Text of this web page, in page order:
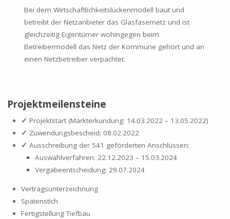
Bei dem Wirtschaftlichkeitslückenmodell baut und
betreibt der Netzanbieter das Glasfasernetz und ist
gleichzeitig Eigentümer wohingegen beim
Betreibermodell das Netz der Kommune gehört und an
einen Netzbetreiber verpachtet.
Projektmeilensteine
✓ Projektstart (Markterkundung: 14.03.2022 – 13.05.2022)
✓ Zuwendungsbescheid: 08.02.2022
✓ Ausschreibung der 541 geförderten Anschlüssen:
Auswahlverfahren: 22.12.2023 – 15.03.2024
Vergabeentscheidung: 29.07.2024
Vertragsunterzeichnung
Spatenstich
Fertigstellung Tiefbau